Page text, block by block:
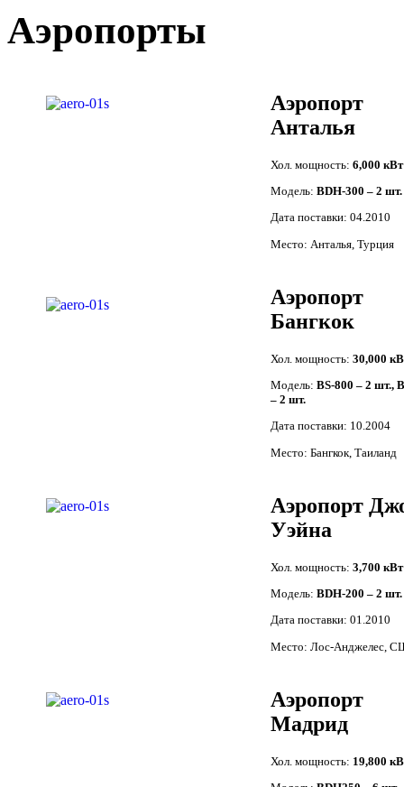
Аэропорты
Аэропорт
Анталья
Хол. мощность: 6,000 кВт
Модель: BDH-300 – 2 шт.
Дата поставки: 04.2010
Место: Анталья, Турция
Аэропорт
Бангкок
Хол. мощность: 30,000
Модель: BS-800 – 2 шт.,
– 2 шт.
Дата поставки: 10.2004
Место: Бангкок, Таиланд
Аэропорт
Уэйна
Хол. мощность: 3,700 кВт
Модель: BDH-200 – 2 шт.
Дата поставки: 01.2010
Место: Лос-Анджелес,
Аэропорт
Мадрид
Хол. мощность: 19,800